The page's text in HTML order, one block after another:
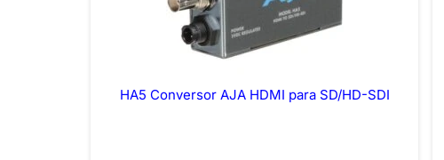
HA5 Conversor AJA HDMI para SD/HD-SDI